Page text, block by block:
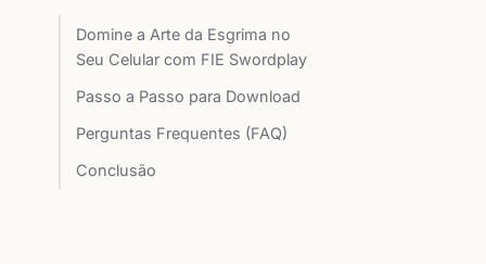
Domine a Arte da Esgrima no
Seu Celular com FIE Swordplay
Passo a Passo para Download
Perguntas Frequentes (FAQ)
Conclusão